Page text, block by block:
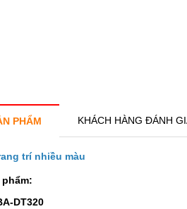
PHẨM KHÁCH HÀNG ĐÁNH
trí nhiều màu
DT320